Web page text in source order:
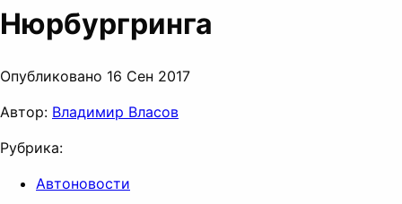
Нюрбургринга
Опубликовано 16 Сен 2017
Автор: Владимир Власов
Рубрика:
Автоновости